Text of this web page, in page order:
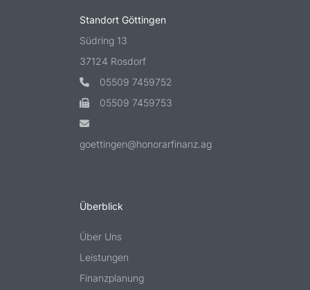
Standort Göttingen
Südring 13
37124 Rosdorf
05509 7459752
05509 7459753
goettingen@honorarfinanz.ag
Überblick
Über Uns
Leistungen
Finanzplanung